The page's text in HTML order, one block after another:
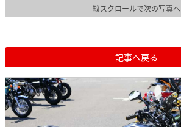
縦スクロールで次の写真へ
記事へ戻る